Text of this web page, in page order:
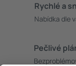
Rychlé a
Nabídka dle
Pečlivé